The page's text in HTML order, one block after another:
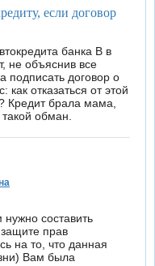
если договор
банка В в
не объяснив все
подписать договор о
отказаться от этой
Кредит брала мама,
обман.
составить
прав
на то, что данная
Вам была